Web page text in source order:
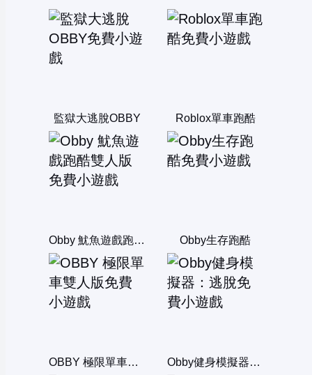
監獄大逃脫OBBY Roblox單車跑酷
Obby 魷魚遊戲跑酷雙人版 Obby生存跑酷
OBBY 極限單車雙人版 Obby健身模擬器：逃脫